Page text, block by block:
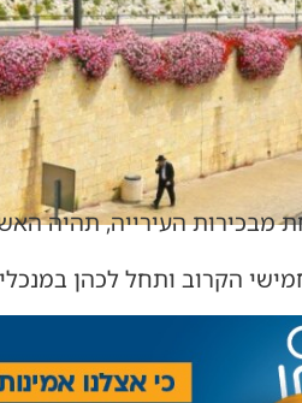
מבכירות העירייה, תהיה